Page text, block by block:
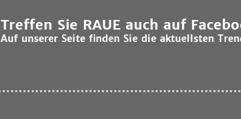
Treffen Sie RAUE auch auf
Auf unserer Seite finden Sie die aktuellsten